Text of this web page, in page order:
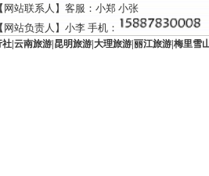
【网站联系人】客服：小郑 小张
【网站负责人】小李 手机：
社| 云南旅游| 昆明旅游| 大理旅游| 丽江旅游| 梅里雪